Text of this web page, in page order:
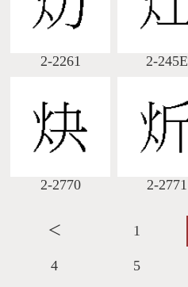
2-2261 2-245E
2-2770 2-2771
＜ 1
4 5